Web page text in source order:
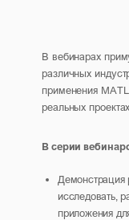
В вебинарах
различных
применения
реальных проектах.
В серии
Демонстрация
исследовать,
приложения